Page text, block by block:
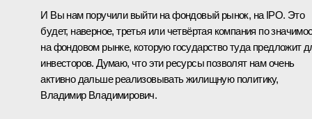
И Вы нам поручили выйти на фондовый рынок, на IPO. Это
будет, наверное, третья или четвёртая компания по
на фондовом рынке, которую государство туда предложит
инвесторов. Думаю, что эти ресурсы позволят нам очень
активно дальше реализовывать жилищную политику,
Владимир Владимирович.